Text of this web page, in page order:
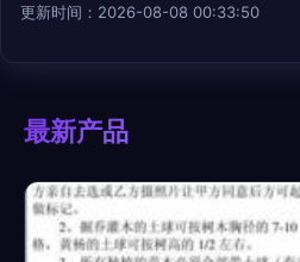
更新时间：2026-08-08 00:33:50
最新产品